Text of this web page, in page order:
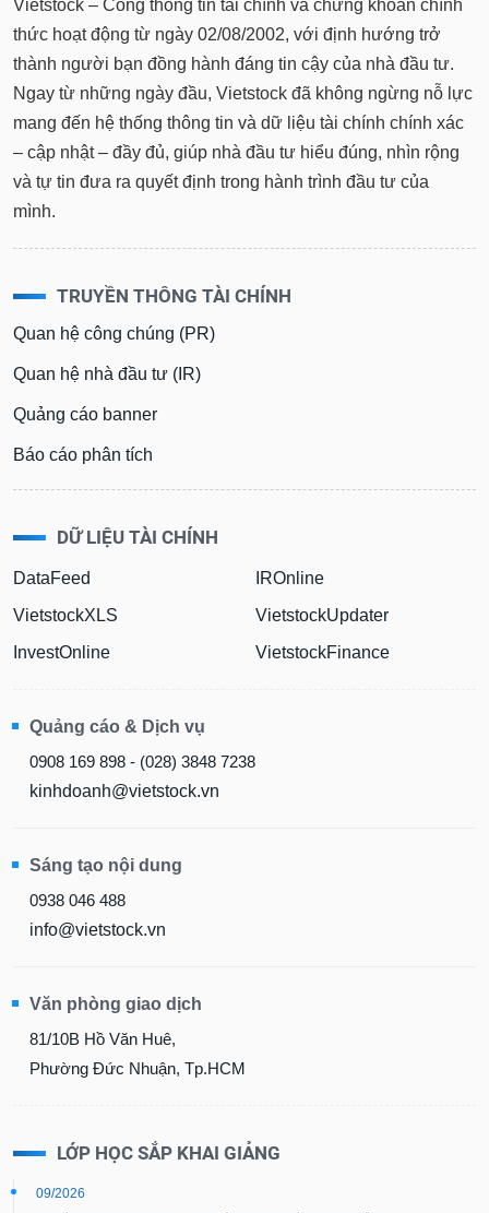
quan
Giao
Tài
Phân
kỹ
sơ
doanh
nghiệp
Tin
tức
sự
kiện
Tài
lý
trường
Vietstock – Cổng thông tin tài chính và chứng khoán chính
thức hoạt động từ ngày 02/08/2002, với định hướng trở
thành người bạn đồng hành đáng tin cậy của nhà đầu tư.
Ngay từ những ngày đầu, Vietstock đã không ngừng nỗ lực
mang đến hệ thống thông tin và dữ liệu tài chính chính xác
– cập nhật – đầy đủ, giúp nhà đầu tư hiểu đúng, nhìn rộng
và tự tin đưa ra quyết định trong hành trình đầu tư của
mình.
TRUYỀN THÔNG TÀI CHÍNH
Quan hệ công chúng (PR)
Quan hệ nhà đầu tư (IR)
Quảng cáo banner
Báo cáo phân tích
DỮ LIỆU TÀI CHÍNH
DataFeed
VietstockXLS
InvestOnline
IROnline
VietstockUpdater
VietstockFinance
Quảng cáo & Dịch vụ
0908 169 898 - (028) 3848 7238
kinhdoanh@vietstock.vn
Sáng tạo nội dung
0938 046 488
info@vietstock.vn
Văn phòng giao dịch
81/10B Hồ Văn Huê,
Phường Đức Nhuận, Tp.HCM
LỚP HỌC SẮP KHAI GIẢNG
09/2026
VS-
SECTOR
NĂNG
LƯỢNG
NGUYÊN
LIỆU
CÔNG
NGHIỆP
TIÊU
KHÔNG
THIẾT
TIÊU
SỨC
KHỎE
CHÍNH